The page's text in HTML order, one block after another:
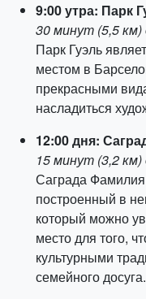
9:00 утра: Парк
30 минут (5,5
Парк Гуэль
местом в
прекрасными
насладиться
12:00 дня:
15 минут (3,2
Саграда
построенный в
который можно
место для того,
культурными
семейного досуга.